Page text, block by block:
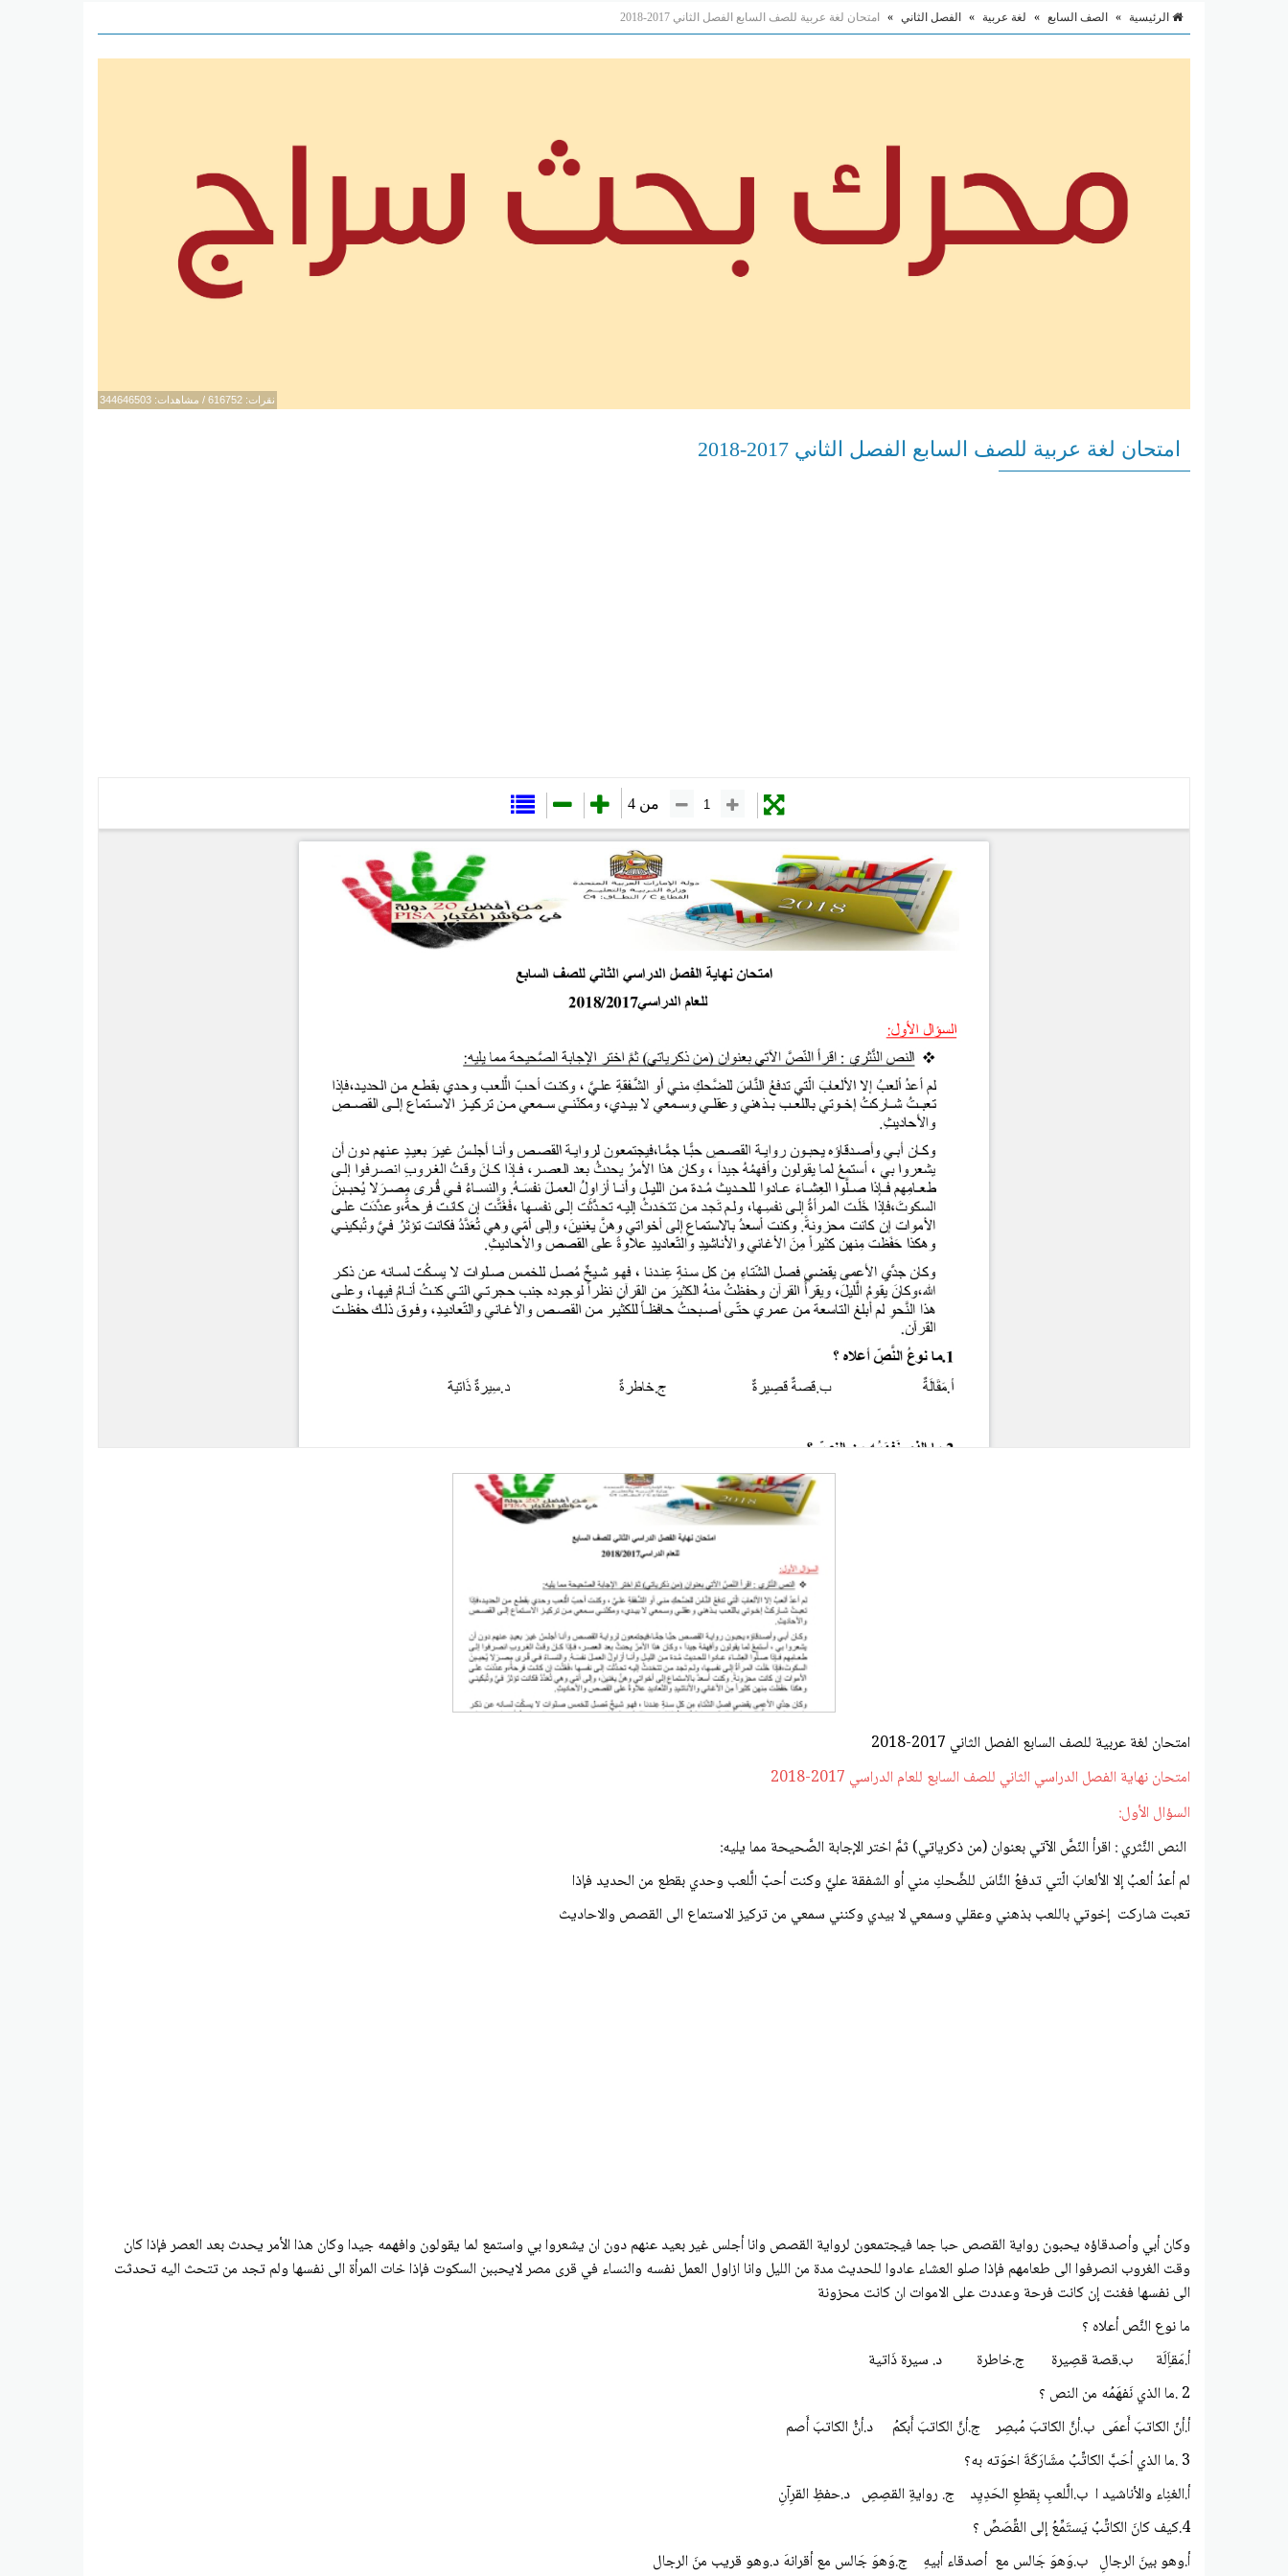
الرئيسية » الصف السابع » لغة عربية » الفصل الثاني » امتحان لغة عربية للصف السابع الفصل الثاني 2017-2018
نقرات: 616752 / مشاهدات: 344646503
امتحان لغة عربية للصف السابع الفصل الثاني 2017-2018
امتحان لغة عربية للصف السابع الفصل الثاني 2017-2018
امتحان نهاية الفصل الدراسي الثاني للصف السابع للعام الدراسي 2017-2018
السؤال الأول:
النص النَّثري : اقرأ النّصَّ الآتي بعنوان (من ذكرياتي) ثمَّ اختر الإجابة الصَّحيحة مما يليه:
لم أعدُ ألعبُ إلا الألعابَ الّتي تدفعُ النَّاسَ للضَّحكِ مني أو الشفقة عليَّ وكنت أحبّ الَّلعب وحدي بقطع من الحديد فإذا
تعبت شاركت إخوتي باللعب بذهني وعقلي وسمعي لا بيدي وكنني سمعي من تركيز الاستماع الى القصص والاحاديث
وكان أبي وأصدقاؤه يحبون رواية القصص حبا جما فيجتمعون لرواية القصص وانا أجلس غير بعيد عنهم دون ان يشعروا بي واستمع لما يقولون وافهمه جيدا وكان هذا الأمر يحدث بعد العصر فإذا كان
وقت الغروب انصرفوا الى طعامهم فإذا صلو العشاء عادوا للحديث مدة من الليل وانا ازاول العمل نفسه والنساء في قرى مصر لايحببن السكوت فإذا خات المرأة الى نفسها ولم تجد من تتحث اليه تحدثت
الى نفسها فغنت إن كانت فرحة وعددت على الاموات ان كانت محزونة
ما نوع النَّص أعلاه ؟
أ.مَقاَِلَة ب.قصة قصِيرة ج.خاطرة د. سيرة ذَاتية
2 .ما الذي نَفهَمُه من النص ؟
أ.أنّ الكاتبَ أَعمَى ب.أنَّ الكاتبَ مُبصِر ج.أنَّ الكاتبَ أَبكمُ د.أنُّ الكاتبَ أَصم
3 .ما الذي أحَبَّ الكاتِّبُ مشَارَكَةَ اخوَته به؟
أ.الغنِاء والأناشيد ا ب.الَّلعبِ بِقطعِ الحَدِيِد ج. روايةِ القصِصِ د.حفظِ القرِآنِ
4.كيف كانَ الكاتِّبُ يَستَمِّعُ إلى القِّصَصِّ ؟
أ.وهو بينَ الرجالِ ب.وَهوَ جَالس مع أصدقاء أبيهِ ج.وَهوَ جَالس مع أقرانهَ د.وهو قريب منَ الرجال